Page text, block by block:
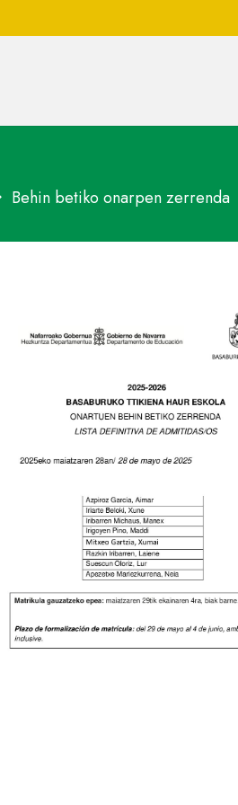
Behin betiko onarpen zerrenda